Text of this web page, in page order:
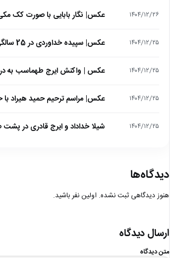
۱۴۰۴/۱۲/۲۶ عکس| نگار بابایی با صورت کک
۱۴۰۴/۱۲/۲۵ عکس| سپیده خداوردی در 25 سالگی در اولین فیلمش در کنار شهاب حسینی
۱۴۰۴/۱۲/۲۵ عکس | واکنش ایرج طهماسب به
۱۴۰۴/۱۲/۲۵ عکس| مراسم ترحیم حمید هیراد
۱۴۰۴/۱۲/۲۵ شیلا خداداد و ایرج قادری در پشت
دیدگاه‌ها
هنوز دیدگاهی ثبت نشده. اولین نفر باشید.
ارسال دیدگاه
متن دیدگاه